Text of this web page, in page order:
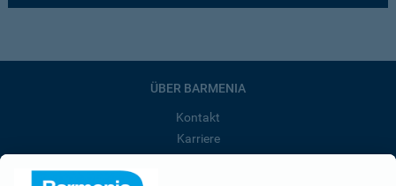
ÜBER BARMENIA
Kontakt
Karriere